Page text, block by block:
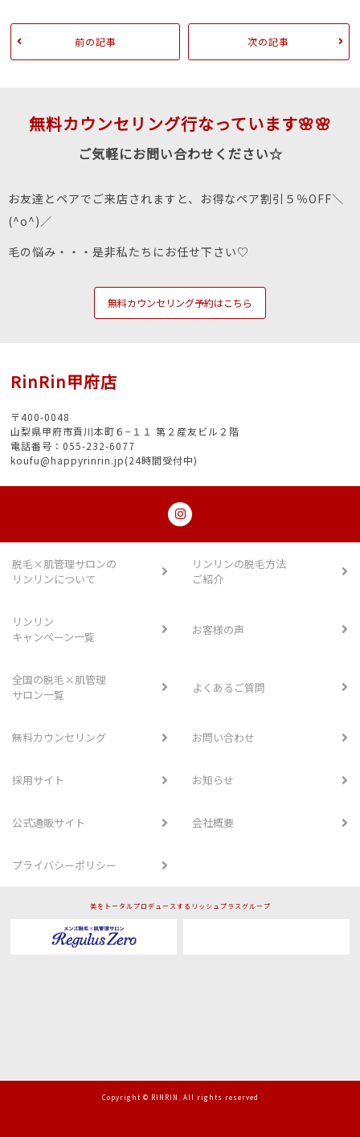
前の記事 次の記事
無料カウンセリング行なっています🌸🌸
ご気軽にお問い合わせください☆
お友達とペアでご来店されますと、お得なペア割引５％OFF＼
(^o^)／
毛の悩み・・・是非私たちにお任せ下さい♡
無料カウンセリング予約はこちら
RinRin甲府店
〒400-0048
山梨県甲府市貢川本町６−１１ 第２産友ビル２階
電話番号：055-232-6077
koufu@happyrinrin.jp(24時間受付中)
脱毛×肌管理サロンの
リンリンについて
リンリンの脱毛方法
ご紹介
リンリン
キャンペーン一覧
お客様の声
全国の脱毛×肌管理
サロン一覧
よくあるご質問
無料カウンセリング お問い合わせ
採用サイト お知らせ
公式通販サイト 会社概要
プライバシーポリシー
美をトータルプロデュースするリッシュプラスグループ
Copyright © RINRIN. All rights reserved